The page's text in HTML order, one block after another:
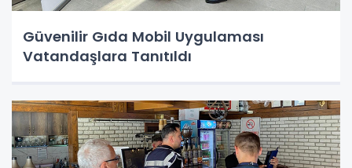
Güvenilir Gıda Mobil Uygulaması
Vatandaşlara Tanıtıldı